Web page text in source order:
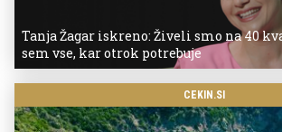
Tanja Žagar iskreno: Živeli smo na 40
sem vse, kar otrok potrebuje
CEKIN.SI